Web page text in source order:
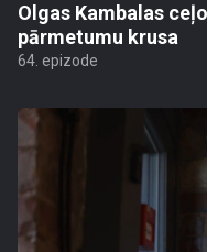
Olgas Kambalas
pārmetumu krusa
64. epizode